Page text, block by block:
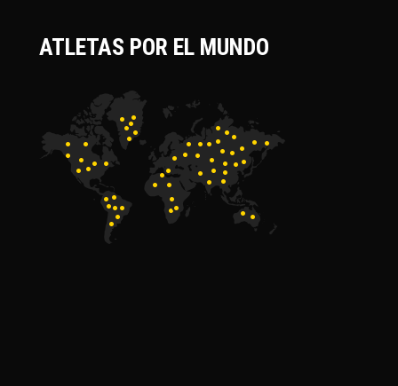
ATLETAS POR EL MUNDO